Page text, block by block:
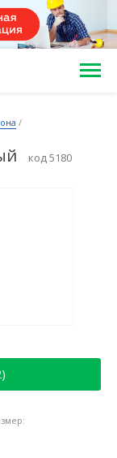
/
код 5180